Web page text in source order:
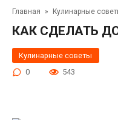
Главная » Кулинарные
КАК СДЕЛАТЬ
Кулинарные советы
0
543